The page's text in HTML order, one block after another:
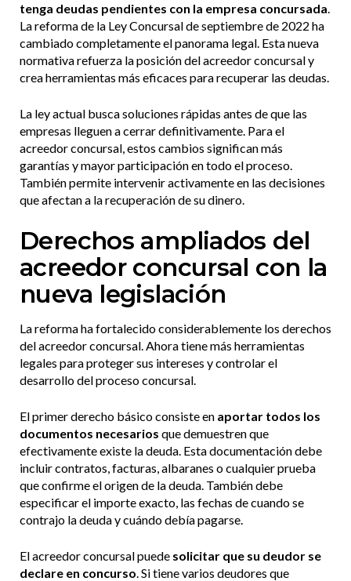
tenga deudas pendientes con la empresa concursada.
La reforma de la Ley Concursal de septiembre de 2022 ha
cambiado completamente el panorama legal. Esta nueva
normativa refuerza la posición del acreedor concursal y
crea herramientas más eficaces para recuperar las deudas.
La ley actual busca soluciones rápidas antes de que las
empresas lleguen a cerrar definitivamente. Para el
acreedor concursal, estos cambios significan más
garantías y mayor participación en todo el proceso.
También permite intervenir activamente en las decisiones
que afectan a la recuperación de su dinero.
Derechos ampliados del
acreedor concursal con la
nueva legislación
La reforma ha fortalecido considerablemente los derechos
del acreedor concursal. Ahora tiene más herramientas
legales para proteger sus intereses y controlar el
desarrollo del proceso concursal.
El primer derecho básico consiste en aportar todos los
documentos necesarios que demuestren que
efectivamente existe la deuda. Esta documentación debe
incluir contratos, facturas, albaranes o cualquier prueba
que confirme el origen de la deuda. También debe
especificar el importe exacto, las fechas de cuando se
contrajo la deuda y cuándo debía pagarse.
El acreedor concursal puede solicitar que su deudor se
declare en concurso. Si tiene varios deudores que